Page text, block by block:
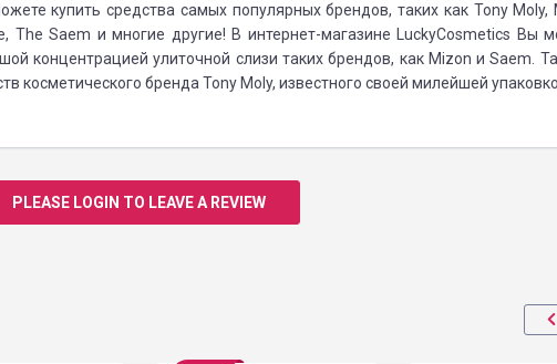
купить средства самых популярных брендов, таких как Tony Moly,
The Saem и многие другие! В интернет-магазине LuckyCosmetics Вы
концентрацией улиточной слизи таких брендов, как Mizon и Saem.
косметического бренда Tony Moly, известного своей милейшей
PLEASE LOGIN TO LEAVE A REVIEW